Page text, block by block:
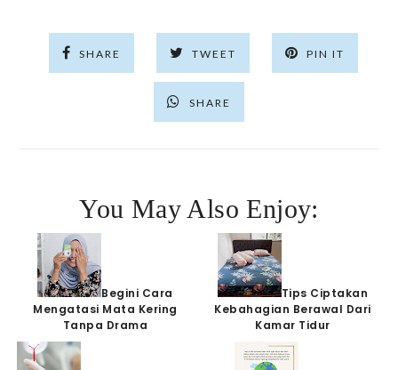
SHARE TWEET PIN IT
SHARE
You May Also Enjoy:
Begini Cara
Mengatasi Mata Kering
Tanpa Drama
Tips Ciptakan
Kebahagian Berawal Dari
Kamar Tidur